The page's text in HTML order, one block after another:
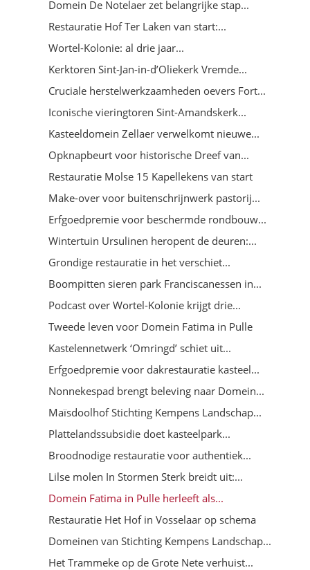
Domein De Notelaer zet belangrijke stap...
Restauratie Hof Ter Laken van start:...
Wortel-Kolonie: al drie jaar...
Kerktoren Sint-Jan-in-d’Oliekerk Vremde...
Cruciale herstelwerkzaamheden oevers Fort...
Iconische vieringtoren Sint-Amandskerk...
Kasteeldomein Zellaer verwelkomt nieuwe...
Opknapbeurt voor historische Dreef van...
Restauratie Molse 15 Kapellekens van start
Make-over voor buitenschrijnwerk pastorij...
Erfgoedpremie voor beschermde rondbouw...
Wintertuin Ursulinen heropent de deuren:...
Grondige restauratie in het verschiet...
Boompitten sieren park Franciscanessen in...
Podcast over Wortel-Kolonie krijgt drie...
Tweede leven voor Domein Fatima in Pulle
Kastelennetwerk ‘Omringd’ schiet uit...
Erfgoedpremie voor dakrestauratie kasteel...
Nonnekespad brengt beleving naar Domein...
Maïsdoolhof Stichting Kempens Landschap...
Plattelandssubsidie doet kasteelpark...
Broodnodige restauratie voor authentiek...
Lilse molen In Stormen Sterk breidt uit:...
Domein Fatima in Pulle herleeft als...
Restauratie Het Hof in Vosselaar op schema
Domeinen van Stichting Kempens Landschap...
Het Trammeke op de Grote Nete verhuist...